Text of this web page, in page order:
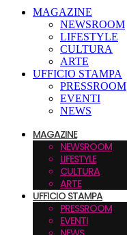
MAGAZINE
NEWSROOM
LIFESTYLE
CULTURA
ARTE
UFFICIO STAMPA
PRESSROOM
EVENTI
NEWS
MAGAZINE
NEWSROOM
LIFESTYLE
CULTURA
ARTE
UFFICIO STAMPA
PRESSROOM
EVENTI